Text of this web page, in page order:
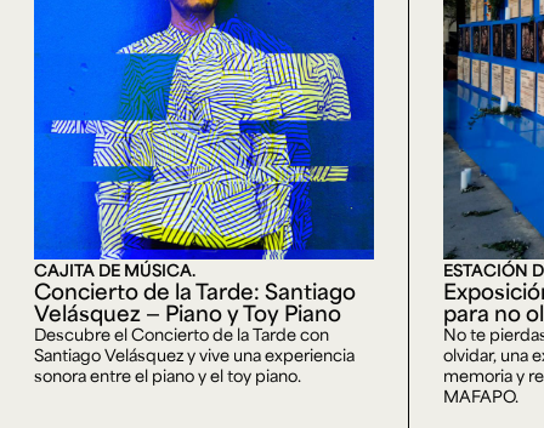
CAJITA DE MÚSICA.
Concierto de la Tarde: Santiago
Velásquez — Piano y Toy Piano
Descubre el Concierto de la Tarde con
Santiago Velásquez y vive una experiencia
sonora entre el piano y el toy piano.
ESTACIÓN
para no
No te
olvidar, una
memoria y
MAFAPO.